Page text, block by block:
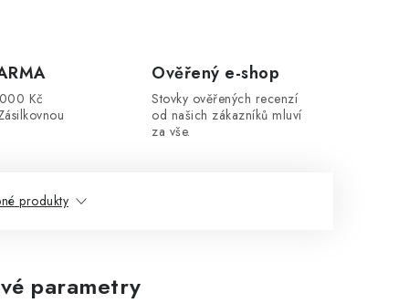
Kč
Ověřený e-shop
Stovky ověřených recenzí
od našich zákazníků mluví
za vše.
produkty
parametry